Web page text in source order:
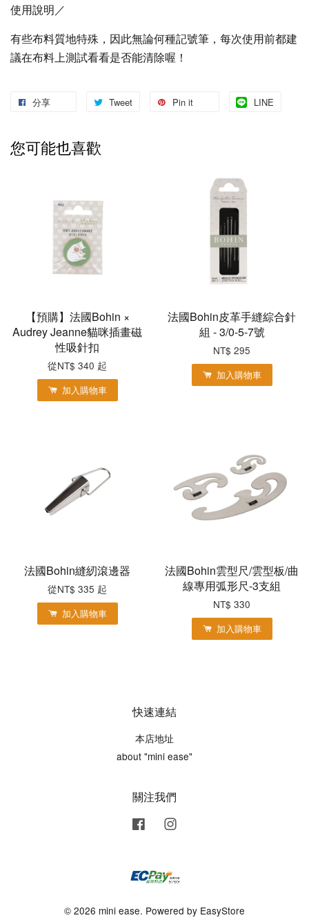
使用說明／
有些布料質地特殊，因此無論何種記號筆，每次使用前都建
議在布料上測試看看是否能清除喔！
分享 Tweet Pin it LINE
您可能也喜歡
【預購】法國Bohin ×
Audrey Jeanne貓咪插畫磁
性吸針扣
從NT$ 340 起
加入購物車
法國Bohin皮革手縫綜合針
組 - 3/0-5-7號
NT$ 295
加入購物車
法國Bohin縫紉滾邊器
從NT$ 335 起
加入購物車
法國Bohin雲型尺/雲型板/曲
線專用弧形尺-3支組
NT$ 330
加入購物車
快速連結
本店地址
about "mini ease"
關注我們
Facebook
© 2026 mini ease. Powered by EasyStore